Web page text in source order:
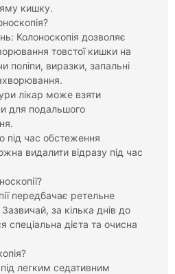
кишку.
Колоноскопія дозволяє
товстої кишки на
поліпи, виразки, запальні
лікар може взяти
для подальшого
під час обстеження
видалити відразу під час
передбачає ретельне
за кілька днів до
спеціальна дієта та очисна
легким седативним